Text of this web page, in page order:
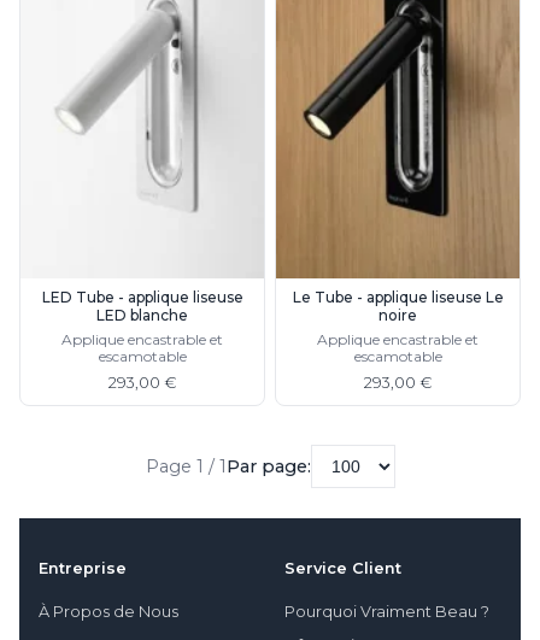
LED Tube - applique liseuse
LED blanche
Applique encastrable et
escamotable
293,00 €
Le Tube - applique liseuse Le
noire
Applique encastrable et
escamotable
293,00 €
Page 1 / 1Par page:
Entreprise
À Propos de Nous
Service Client
Pourquoi Vraiment Beau ?